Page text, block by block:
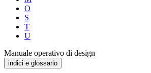
O
S
T
U
Manuale operativo di design
indici e glossario